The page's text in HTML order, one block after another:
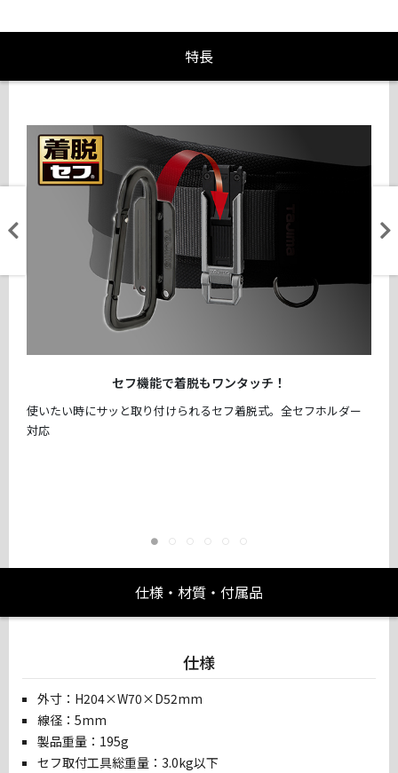
特長
セフ機能で着脱もワンタッチ！
使いたい時にサッと取り付けられるセフ着脱式。全セフホルダー
対応
仕様・材質・付属品
仕様
外寸：H204×W70×D52mm
線径：5mm
製品重量：195g
セフ取付工具総重量：3.0kg以下